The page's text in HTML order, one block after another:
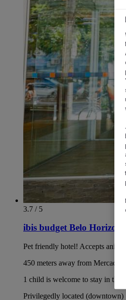
3.7 / 5
ibis budget Belo
Pet friendly hotel! Accepts
450 meters away from Mercado
1 child is welcome to stay in the
Privilegedly located (downtown)